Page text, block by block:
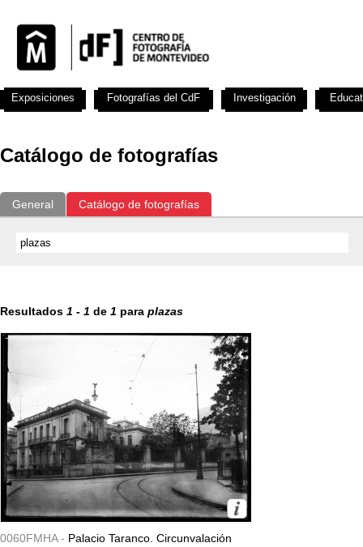
Catálogo de fotografías
General Catálogo de fotografías
Resultados 1 - 1 de 1 para plazas
0060FMHA - Palacio Taranco. Circunvalación
Exposiciones Fotografías del CdF Investigación